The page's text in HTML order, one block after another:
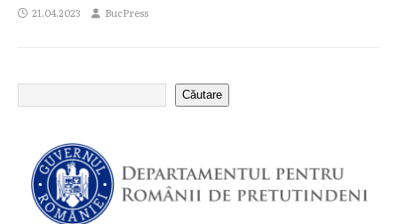
21.04.2023 BucPress
Căutare